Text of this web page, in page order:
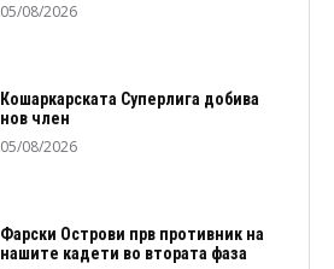
05/08/2026
Кошаркарската Суперлига добива
нов член
05/08/2026
Фарски Острови прв противник на
нашите кадети во втората фаза